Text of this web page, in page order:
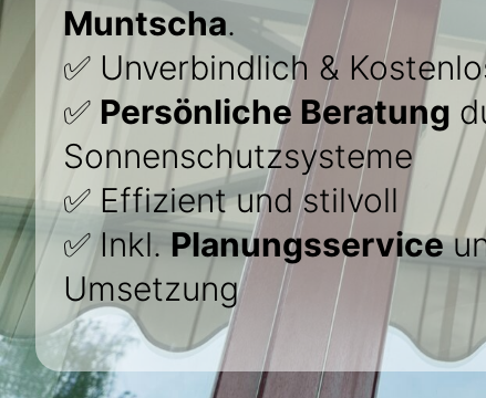
Muntscha.
✅ Unverbindlich &
✅ Persönliche Beratung
Sonnenschutzsysteme
✅ Effizient und stilvoll
✅ Inkl. Planungsservice
Umsetzung